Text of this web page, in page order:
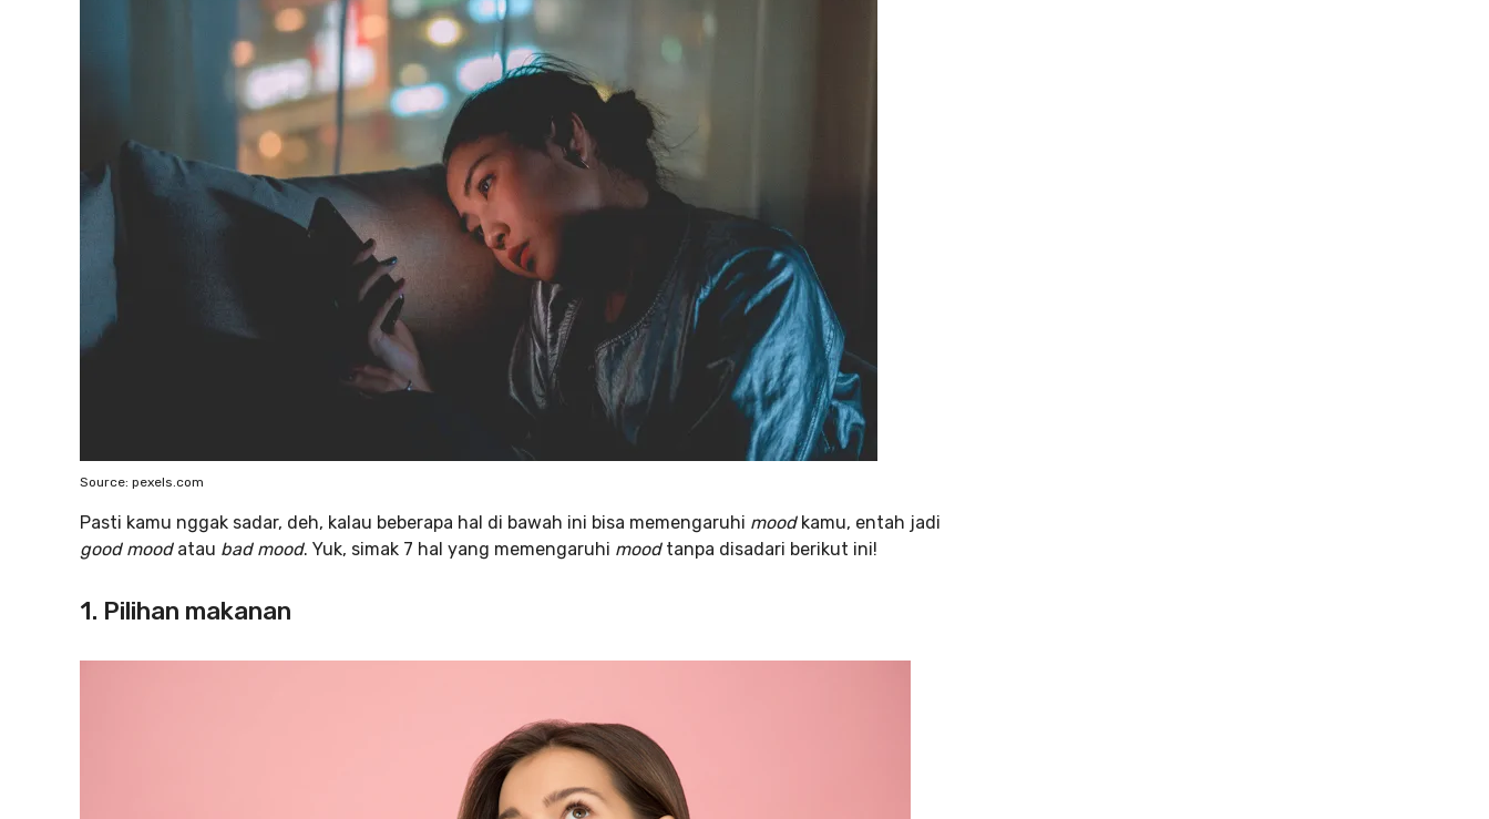
Source: pexels.com
Pasti kamu nggak sadar, deh, kalau beberapa hal di bawah ini bisa memengaruhi mood kamu, entah jadi
good mood atau bad mood. Yuk, simak 7 hal yang memengaruhi mood tanpa disadari berikut ini!
1. Pilihan makanan